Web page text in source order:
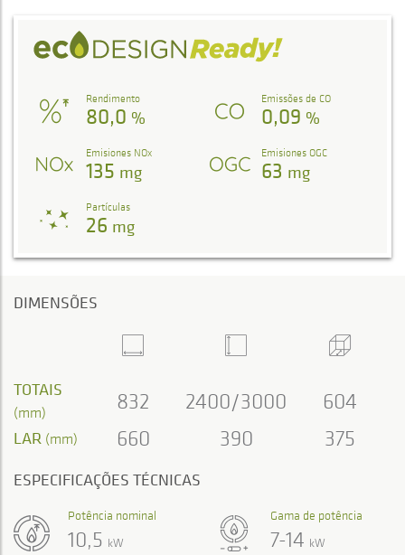
Rendimento
80,0 %
Emissões de CO
0,09 %
Emisiones NOx
135 mg
Emisiones OGC
63 mg
Partículas
26 mg
DIMENSÕES
TOTAIS
(mm) 832 2400/3000 604
LAR (mm) 660 390 375
ESPECIFICAÇÕES TÉCNICAS
Gama de potência
7-14 kW
Potência nominal
10,5 kW